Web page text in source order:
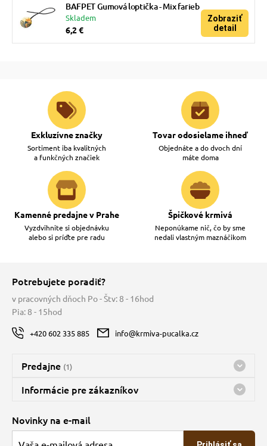
BAFPET Gumová loptička - Mix farieb
Skladem
6,2 €
Zobraziť
detail
Exkluzívne značky
Sortiment iba kvalitných
a funkčných značiek
Tovar odosielame ihneď
Objednáte a do dvoch dní
máte doma
Kamenné predajne v Prahe
Vyzdvihnite si objednávku
alebo si príďte pre radu
Špičkové krmivá
Neponúkame nič, čo by sme
nedali vlastným maznáčikom
Potrebujete poradiť?
v pracovných dňoch Po - Štv: 8 - 16hod
Pia: 8 - 15hod
+420 602 335 885 info@krmiva-pucalka.cz
Predajne (1)
Predajňa a sklad Kbely
Bohužiaľ, momentálne máme zatvorené
Informácie pre zákazníkov
O spoločnosti
Novinky na e-mail